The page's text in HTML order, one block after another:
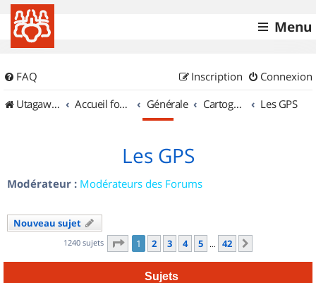
Menu
FAQ Connexion
Inscription
UtagawaVTT (Randos VTT et VTTAE avec traces GPS)
Accueil forum Générale Cartographie et GPS Les GPS
Les GPS
Modérateur : Modérateurs des Forums
Nouveau sujet
1240 sujets Page 1sur
1 2 3 4 5 … 42
Sujets